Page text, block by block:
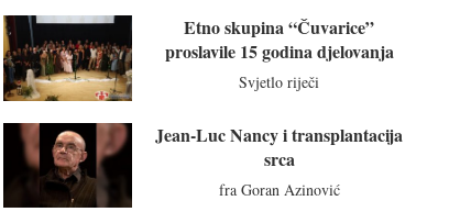
Etno skupina “Čuvarice”
proslavile 15 godina djelovanja
Svjetlo riječi
Jean-Luc Nancy i transplantacija
srca
fra Goran Azinović